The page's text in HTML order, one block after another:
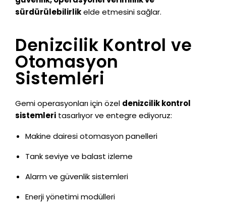
sürdürülebilirlikelde etmesini sağlar.
Denizcilik Kontrol ve
Otomasyon
Sistemleri
Gemi operasyonları için özel denizcilik kontrol
sistemleri tasarlıyor ve entegre ediyoruz:
Makine dairesi otomasyon panelleri
Tank seviye ve balast izleme
Alarm ve güvenlik sistemleri
Enerji yönetimi modülleri